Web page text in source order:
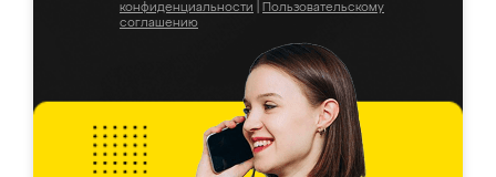
конфиденциальности
Пользовательскому
соглашению